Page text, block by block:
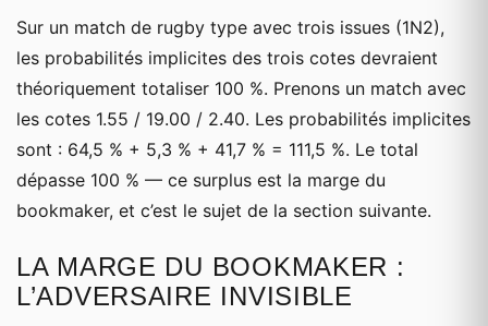
Sur un match de rugby type avec trois issues (1N2),
les probabilités implicites des trois cotes devraient
théoriquement totaliser 100 %. Prenons un match avec
les cotes 1.55 / 19.00 / 2.40. Les probabilités implicites
sont : 64,5 % + 5,3 % + 41,7 % = 111,5 %. Le total
dépasse 100 % — ce surplus est la marge du
bookmaker, et c’est le sujet de la section suivante.
LA MARGE DU BOOKMAKER :
L’ADVERSAIRE INVISIBLE